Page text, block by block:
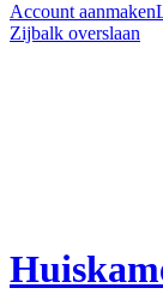
Account aanmaken
Zijbalk overslaan